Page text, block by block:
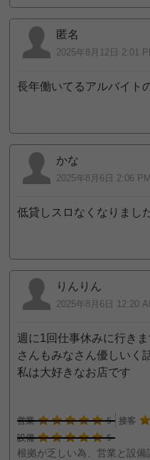
匿名
2025年8月12日 2:01
長年働いてるアルバイト
かな
2025年8月6日 2:06 PM
低貸しスロなくなりまし
りんりん
2025年8月6日 12:20
週に1回仕事休みに行き
さんもみなさん優しいく
私は大好きなお店です
営業 5 接客
設備
5
根拠が乏しい為、営業と設